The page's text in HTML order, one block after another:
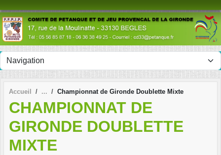
Accueil Championnat de Gironde Doublette Mixte
CHAMPIONNAT DE
GIRONDE DOUBLETTE
MIXTE